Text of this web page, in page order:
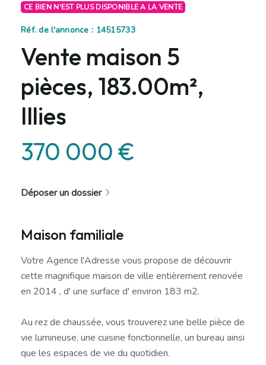
CE BIEN N'EST PLUS DISPONIBLE A LA VENTE
Réf. de l'annonce : 14515733
Vente maison 5
pièces, 183.00m²,
Illies
370 000 €
Déposer un dossier
Maison familiale
Votre Agence l'Adresse vous propose de découvrir
cette magnifique maison de ville entièrement renovée
en 2014 , d' une surface d' environ 183 m2.
Au rez de chaussée, vous trouverez une belle pièce de
vie lumineuse, une cuisine fonctionnelle, un bureau ainsi
que les espaces de vie du quotidien.